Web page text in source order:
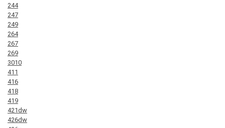
244
247
249
264
267
269
3010
411
416
418
419
421dw
426dw